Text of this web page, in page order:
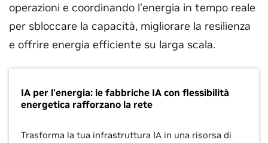
operazioni e coordinando l'energia in tempo reale
per sbloccare la capacità, migliorare la resilienza
e offrire energia efficiente su larga scala.
IA per l'energia: le fabbriche IA con flessibilità
energetica rafforzano la rete
Trasforma la tua infrastruttura IA in una risorsa di